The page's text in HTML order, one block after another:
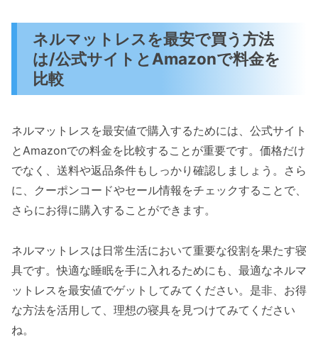
ネルマットレスを最安で買う方法
は/公式サイトとAmazonで料金を
比較
ネルマットレスを最安値で購入するためには、公式サイト
とAmazonでの料金を比較することが重要です。価格だけ
でなく、送料や返品条件もしっかり確認しましょう。さら
に、クーポンコードやセール情報をチェックすることで、
さらにお得に購入することができます。
ネルマットレスは日常生活において重要な役割を果たす寝
具です。快適な睡眠を手に入れるためにも、最適なネルマ
ットレスを最安値でゲットしてみてください。是非、お得
な方法を活用して、理想の寝具を見つけてみてください
ね。